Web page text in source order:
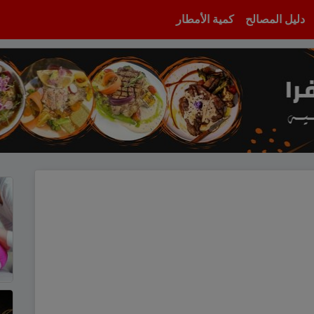
دليل المصالح كمية الأمطار